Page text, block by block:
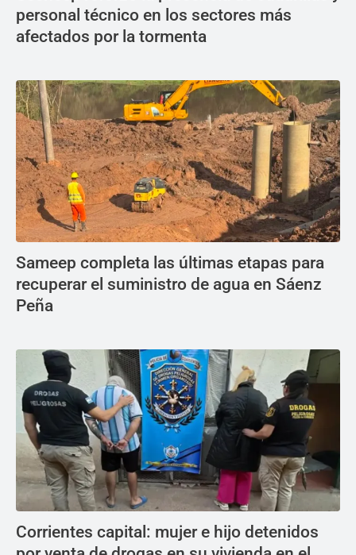
personal técnico en los sectores más
afectados por la tormenta
Sameep completa las últimas etapas para
recuperar el suministro de agua en Sáenz
Peña
Corrientes capital: mujer e hijo detenidos